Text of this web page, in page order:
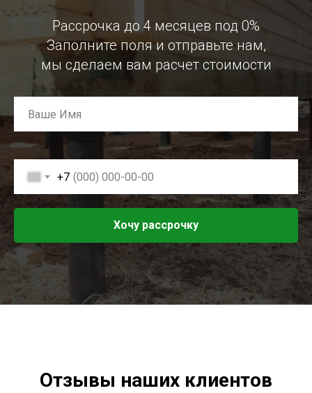
Рассрочка до 4 месяцев под 0%
Заполните поля и отправьте нам,
мы сделаем вам расчет стоимости
+7
Хочу рассрочку
Отзывы наших клиентов